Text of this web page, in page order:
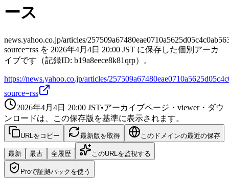
ース
news.yahoo.co.jp/articles/
source=rss を 2026年4月4日 20:00 JST に保存した個別アーカ
イブです（記録ID: b19a8eece8k81qrp）。
https://news.yahoo.co.jp/articles/
source=rss
2026年4月4日 20:00 JST•アーカイブページ・viewer・ダウ
ンロードは、この保存版を基準に表示されます。
URLをコピー 最新版を取得 このドメインの最近の保存
最新 最古 全履歴 このURLを監視する
Proで証拠パックを使う